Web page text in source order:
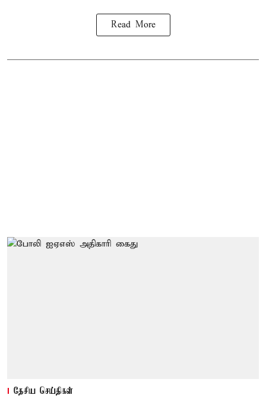
Read More
தேசிய செய்திகள்